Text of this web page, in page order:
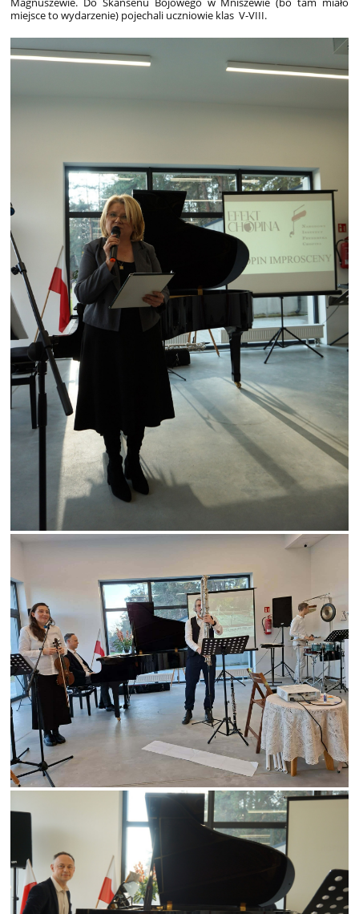
miejsce to wydarzenie) pojechali uczniowie klas V-VIII.